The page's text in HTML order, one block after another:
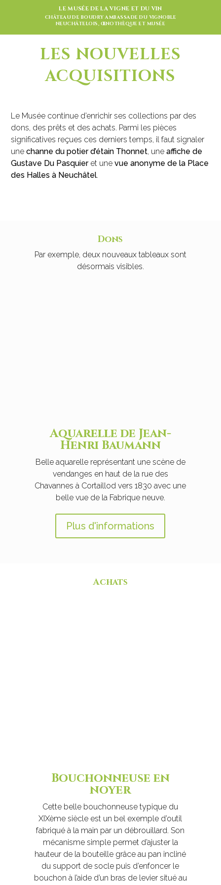
LE MUSÉE DE LA VIGNE ET DU VIN
CHÂTEAU DE BOUDRY AMBASSADE DU VIGNOBLE
NEUCHÂTELOIS, ŒNOTHÈQUE ET MUSÉE
LES NOUVELLES
ACQUISITIONS
Le Musée continue d’enrichir ses collections par des
dons, des prêts et des achats. Parmi les pièces
significatives reçues ces derniers temps, il faut signaler
une channe du potier d’étain Thonnet, uneaffiche de
Gustave Du Pasquieret unevue anonyme de la Place
des Halles à Neuchâtel.
Dons
Par exemple, deux nouveaux tableaux sont
désormais visibles.
Aquarelle de Jean-
Henri Baumann
Belle aquarelle représentant une scène de
vendanges en haut de la rue des
Chavannes à Cortaillod vers 1830 avec une
belle vue de la Fabrique neuve.
Plus d'informations
Achats
Bouchonneuse en
noyer
Cette belle bouchonneuse typique du
XIXème siècle est un bel exemple d’outil
fabriqué à la main par un débrouillard. Son
mécanisme simple permet d’ajuster la
hauteur de la bouteille grâce au pan incliné
du support de socle puis d’enfoncer le
bouchon à l’aide d’un bras de levier situé au